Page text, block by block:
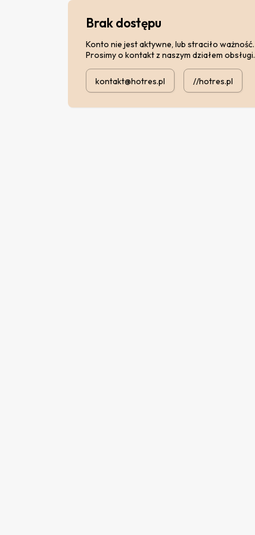
Brak dostępu
Konto nie jest aktywne, lub straciło ważność.
Prosimy o kontakt z naszym działem obsługi.
kontakt@hotres.pl //hotres.pl